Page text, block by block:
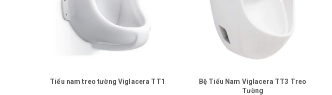
Tiểu nam treo tường Viglacera TT1
Bệ Tiểu Nam Viglacera TT3 Treo
Tường